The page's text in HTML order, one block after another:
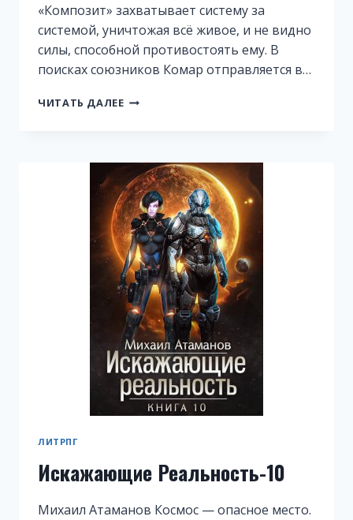
«Композит» захватывает систему за
системой, уничтожая всё живое, и не видно
силы, способной противостоять ему. В
поисках союзников Комар отправляется в…
ЧИТАТЬ ДАЛЕЕ ИСКАЖАЮЩИЕ
ЛИТРПГ
Искажающие Реальность-10
Михаил Атаманов Космос — опасное место.